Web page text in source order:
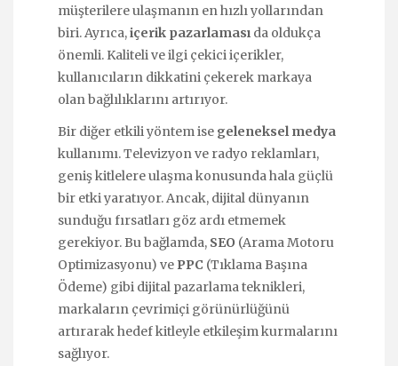
müşterilere ulaşmanın en hızlı yollarından
biri. Ayrıca,içerik pazarlaması da oldukça
önemli. Kaliteli ve ilgi çekici içerikler,
kullanıcıların dikkatini çekerek markaya
olan bağlılıklarını artırıyor.
Bir diğer etkili yöntem ise geleneksel medya
kullanımı. Televizyon ve radyo reklamları,
geniş kitlelere ulaşma konusunda hala güçlü
bir etki yaratıyor. Ancak, dijital dünyanın
sunduğu fırsatları göz ardı etmemek
gerekiyor. Bu bağlamda, SEO (Arama Motoru
Optimizasyonu) ve PPC (Tıklama Başına
Ödeme) gibi dijital pazarlama teknikleri,
markaların çevrimiçi görünürlüğünü
artırarak hedef kitleyle etkileşim kurmalarını
sağlıyor.